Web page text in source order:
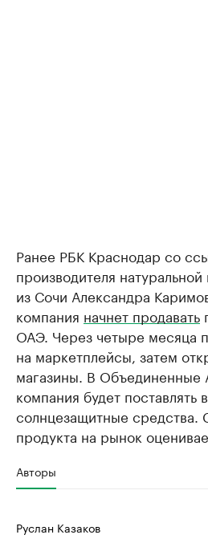
Ранее РБК Краснодар со
производителя
из Сочи Александра
компания начнет продавать
ОАЭ. Через четыре месяца
на маркетплейсы, затем
магазины. В Объединенные
компания будет поставлять
солнцезащитные средства.
продукта на рынок
Авторы
Руслан Казаков